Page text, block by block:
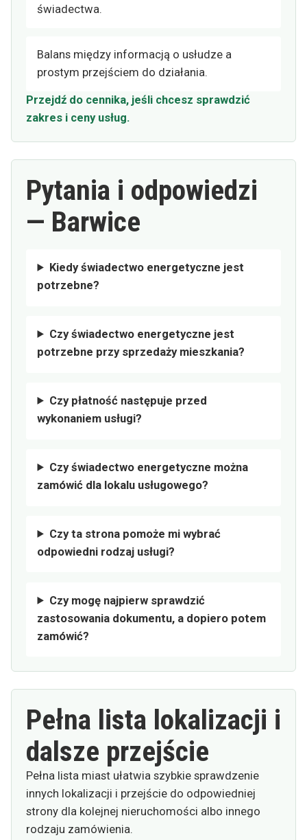
świadectwa.
Balans między informacją o usłudze a
prostym przejściem do działania.
Przejdź do cennika, jeśli chcesz sprawdzić
zakres i ceny usług.
Pytania i odpowiedzi
— Barwice
Kiedy świadectwo energetyczne jest
potrzebne?
Czy świadectwo energetyczne jest
potrzebne przy sprzedaży mieszkania?
Czy płatność następuje przed
wykonaniem usługi?
Czy świadectwo energetyczne można
zamówić dla lokalu usługowego?
Czy ta strona pomoże mi wybrać
odpowiedni rodzaj usługi?
Czy mogę najpierw sprawdzić
zastosowania dokumentu, a dopiero potem
zamówić?
Pełna lista lokalizacji i
dalsze przejście
Pełna lista miast ułatwia szybkie sprawdzenie
innych lokalizacji i przejście do odpowiedniej
strony dla kolejnej nieruchomości albo innego
rodzaju zamówienia.